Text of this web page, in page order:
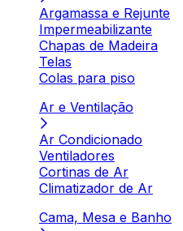
Argamassa e Rejunte
Impermeabilizante
Chapas de Madeira
Telas
Colas para piso
Ar e Ventilação
Ar Condicionado
Ventiladores
Cortinas de Ar
Climatizador de Ar
Cama, Mesa e Banho